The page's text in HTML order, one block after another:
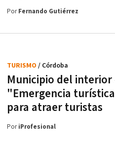
PorFernando Gutiérrez
Municipio del interior
"Emergencia
para atraer turistas
TURISMO / Córdoba
PoriProfesional